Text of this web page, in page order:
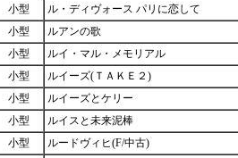
小型
ル・ディヴォース パリに恋して
小型
ルアンの歌
小型
ルイ・マル・メモリアル
小型
ルイーズ(ＴＡＫＥ２)
小型
ルイーズとケリー
小型
ルイスと未来泥棒
小型 ルードヴィヒ(F/中古)